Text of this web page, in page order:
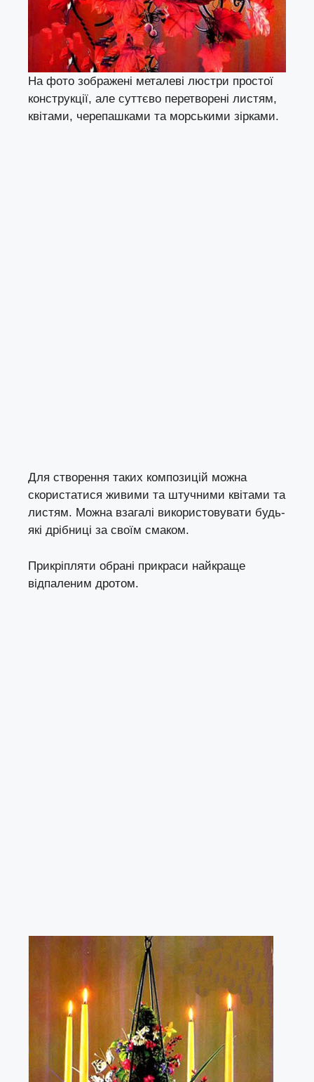
На фото зображені металеві люстри простої
конструкції, але суттєво перетворені листям,
квітами, черепашками та морськими зірками.
Для створення таких композицій можна
скористатися живими та штучними квітами та
листям. Можна взагалі використовувати будь-
які дрібниці за своїм смаком.
Прикріпляти обрані прикраси найкраще
відпаленим дротом.